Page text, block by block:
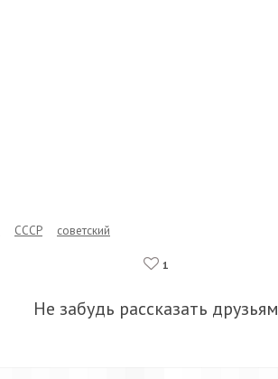
СССР советский
1
Не забудь рассказать друзьям